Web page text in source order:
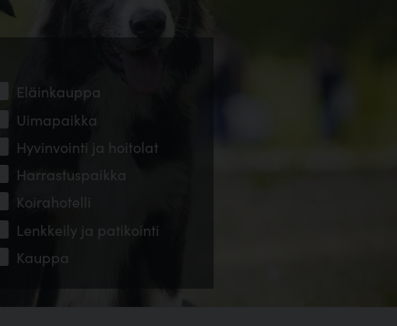
Eläinkauppa
Uimapaikka
Hyvinvointi ja hoitolat
Harrastuspaikka
Koirahotelli
Lenkkeily ja patikointi
Kauppa